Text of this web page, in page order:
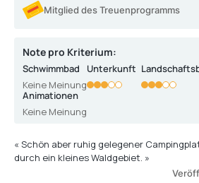
Mitglied des Treuenprogramms
Note pro Kriterium:
Schwimmbad
Keine Meinung
Unterkunft
Animationen
Keine Meinung
« Schön aber ruhig gelegener
durch ein kleines Waldgebiet. »